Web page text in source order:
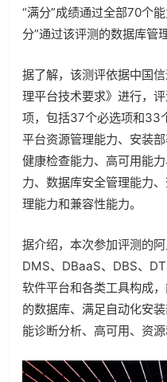
“满分”成绩通过全部70个
分”通过该评测的数据库管
据了解，该测评依据中国
理平台技术要求》进行，
项，包括37个必选项和33
平台资源管理能力、安装
健康检查能力、高可用能
力、数据库安全管理能力
理能力和兼容性能力。
据介绍，本次参加评测的
DMS、DBaaS、DBS、
软件平台和各类工具构成
的数据库、满足自动化安
能诊断分析、高可用、资源